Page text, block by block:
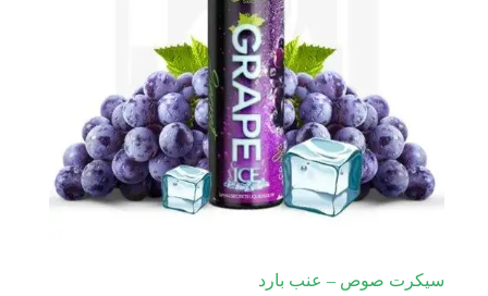
سيكرت صوص – عنب بارد